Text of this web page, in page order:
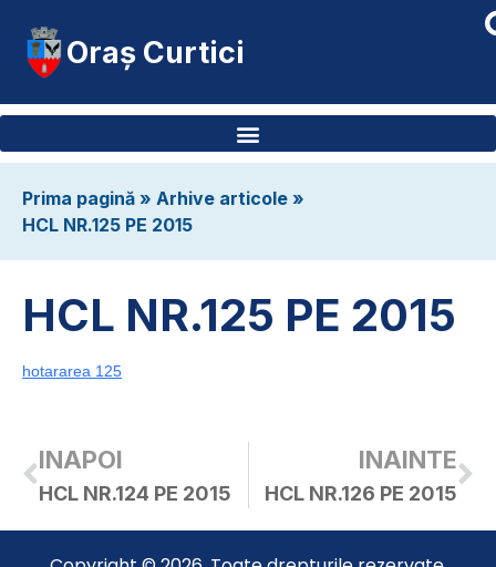
Oraș Curtici
Prima pagină » Arhive articole »
HCL NR.125 PE 2015
HCL NR.125 PE 2015
hotararea 125
INAPOI
HCL NR.124 PE 2015
INAINTE
HCL NR.126 PE 2015